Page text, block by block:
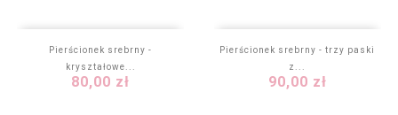
Pierścionek srebrny -
kryształowe...
Cena
80,00 zł
Pierścionek srebrny - trzy paski
z...
Cena
90,00 zł